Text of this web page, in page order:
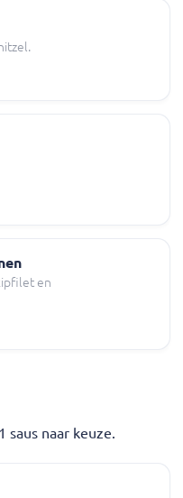
en
saus naar keuze.